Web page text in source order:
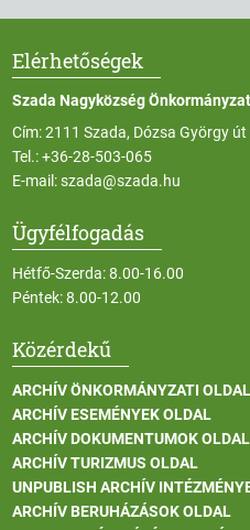
Elérhetőségek
Szada Nagyközség
Cím: 2111 Szada, Dózsa György út
Tel.:+36-28-503-065
E-mail:szada@szada.hu
Ügyfélfogadás
Hétfő-Szerda: 8.00-16.00
Péntek: 8.00-12.00
Közérdekű
ARCHÍV ÖNKORMÁNYZATI OLDAL
ARCHÍV ESEMÉNYEK OLDAL
ARCHÍV DOKUMENTUMOK OLDAL
ARCHÍV TURIZMUS OLDAL
UNPUBLISH ARCHÍV
ARCHÍV BERUHÁZÁSOK OLDAL